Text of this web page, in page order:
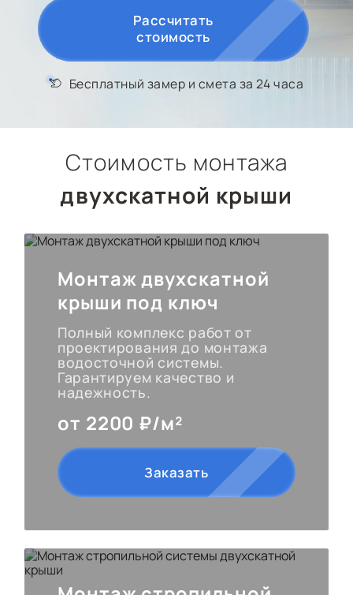
КОНТАКТЫ
Рассчитать
стоимость
Бесплатный замер и смета за 24 часа
Стоимость монтажа
двухскатной крыши
Монтаж двухскатной
крыши под ключ
Полный комплекс работ от
проектирования до монтажа
водосточной системы.
Гарантируем качество и
надежность.
от 2200 ₽/м²
Заказать